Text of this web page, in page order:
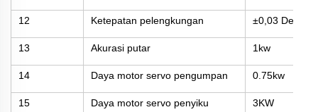
12 Ketepatan pelengkungan ±0,03 Derajat
13 Akurasi putar 1kw
14 Daya motor servo pengumpan 0.75kw
15 Daya motor servo penyiku 3KW